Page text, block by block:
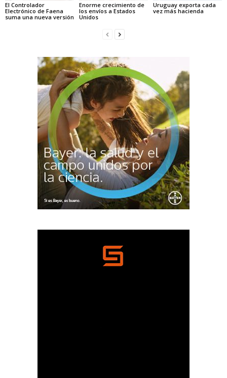
El Controlador
Electrónico de Faena
suma una nueva versión
Enorme crecimiento de
los envíos a Estados
Unidos
Uruguay exporta cada
vez más hacienda